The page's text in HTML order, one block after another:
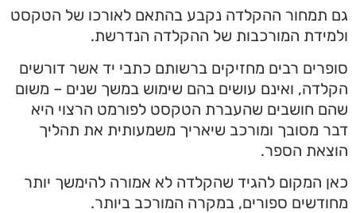
גם תמחור ההקלדה נקבע בהתאם לאורכו של הטקסט
ולמידת המורכבות של ההקלדה הנדרשת.
סופרים רבים מחזיקים ברשותם כתבי יד אשר דורשים
הקלדה, ואינם עושים בהם שימוש במשך שנים – משום
שהם חושבים שהעברת הטקסט לפורמט הרצוי היא
דבר מסובך ומורכב שיאריך משמעותית את תהליך
הוצאת הספר.
כאן המקום להגיד שהקלדה לא אמורה להימשך יותר
מחודשים ספורים, במקרה המורכב ביותר.